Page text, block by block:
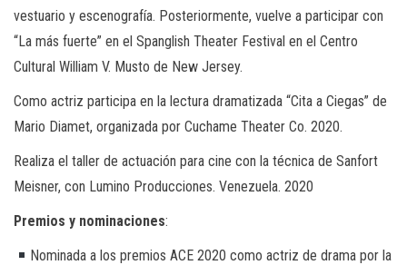
vestuario y escenografía. Posteriormente, vuelve a participar con
“La más fuerte” en el Spanglish Theater Festival en el Centro
Cultural William V. Musto de New Jersey.
Como actriz participa en la lectura dramatizada “Cita a Ciegas” de
Mario Diamet, organizada por Cuchame Theater Co. 2020.
Realiza el taller de actuación para cine con la técnica de Sanfort
Meisner, con Lumino Producciones. Venezuela. 2020
Premios y nominaciones:
Nominada a los premios ACE 2020 como actriz de drama por la